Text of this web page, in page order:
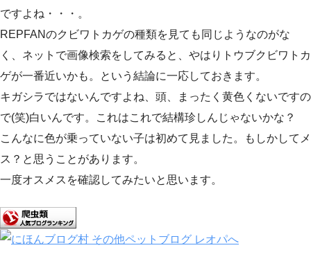
ですよね・・・。
REPFANのクビワトカゲの種類を見ても同じようなのがな
く、ネットで画像検索をしてみると、やはりトウブクビワトカ
ゲが一番近いかも。という結論に一応しておきます。
キガシラではないんですよね、頭、まったく黄色くないですの
で(笑)白いんです。これはこれで結構珍しんじゃないかな？
こんなに色が乗っていない子は初めて見ました。もしかしてメ
ス？と思うことがあります。
一度オスメスを確認してみたいと思います。